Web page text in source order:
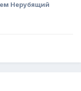
Нерубящий